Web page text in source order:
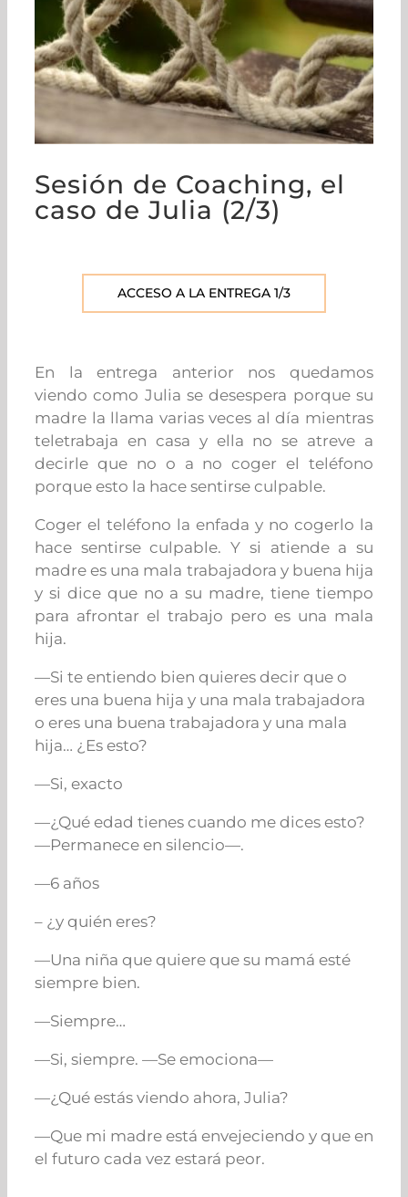
Sesión de Coaching, el
caso de Julia (2/3)
ACCESO A LA ENTREGA 1/3
En la entrega anterior nos quedamos
viendo como Julia se desespera porque su
madre la llama varias veces al día mientras
teletrabaja en casa y ella no se atreve a
decirle que no o a no coger el teléfono
porque esto la hace sentirse culpable.
Coger el teléfono la enfada y no cogerlo la
hace sentirse culpable. Y si atiende a su
madre es una mala trabajadora y buena hija
y si dice que no a su madre, tiene tiempo
para afrontar el trabajo pero es una mala
hija.
—Si te entiendo bien quieres decir que o
eres una buena hija y una mala trabajadora
o eres una buena trabajadora y una mala
hija… ¿Es esto?
—Si, exacto
—¿Qué edad tienes cuando me dices esto?
—Permanece en silencio—.
—6 años
– ¿y quién eres?
—Una niña que quiere que su mamá esté
siempre bien.
—Siempre…
—Si, siempre. —Se emociona—
—¿Qué estás viendo ahora, Julia?
—Que mi madre está envejeciendo y que en
el futuro cada vez estará peor.